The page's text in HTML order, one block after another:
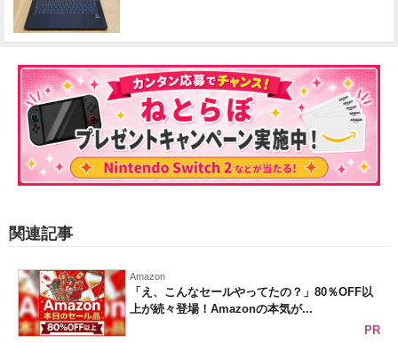
関連記事
Amazon
「え、こんなセールやってたの？」80％OFF以
上が続々登場！Amazonの本気が...
PR